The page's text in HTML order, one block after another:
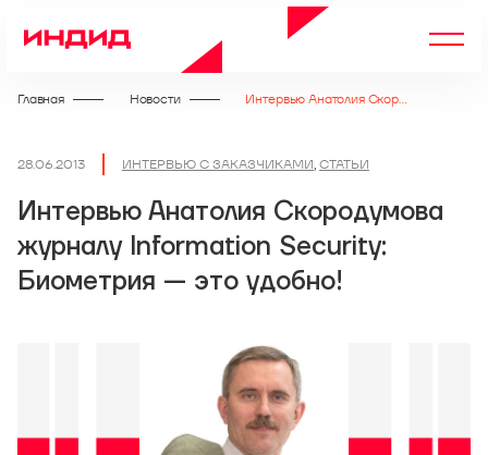
Главная Новости Интервью Анатолия Скородумова журналу Information Security: Биометрия — это удобно!
28.06.2013 ИНТЕРВЬЮ С ЗАКАЗЧИКАМИ, СТАТЬИ
Интервью Анатолия Скородумова
журналу Information Security:
Биометрия — это удобно!